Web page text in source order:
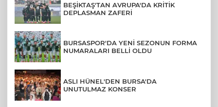
BEŞİKTAŞ'TAN AVRUPA'DA KRİTİK
DEPLASMAN ZAFERİ
BURSASPOR'DA YENİ SEZONUN FORMA
NUMARALARI BELLİ OLDU
ASLI HÜNEL'DEN BURSA'DA
UNUTULMAZ KONSER